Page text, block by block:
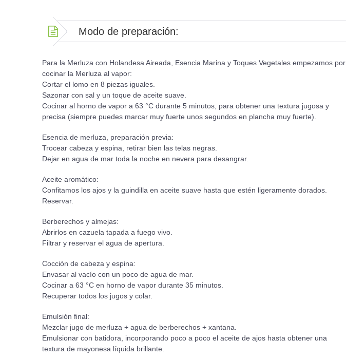
Modo de preparación:
Para la Merluza con Holandesa Aireada, Esencia Marina y Toques Vegetales empezamos por
cocinar la Merluza al vapor:
Cortar el lomo en 8 piezas iguales.
Sazonar con sal y un toque de aceite suave.
Cocinar al horno de vapor a 63 °C durante 5 minutos, para obtener una textura jugosa y
precisa (siempre puedes marcar muy fuerte unos segundos en plancha muy fuerte).
Esencia de merluza, preparación previa:
Trocear cabeza y espina, retirar bien las telas negras.
Dejar en agua de mar toda la noche en nevera para desangrar.
Aceite aromático:
Confitamos los ajos y la guindilla en aceite suave hasta que estén ligeramente dorados.
Reservar.
Berberechos y almejas:
Abrirlos en cazuela tapada a fuego vivo.
Filtrar y reservar el agua de apertura.
Cocción de cabeza y espina:
Envasar al vacío con un poco de agua de mar.
Cocinar a 63 °C en horno de vapor durante 35 minutos.
Recuperar todos los jugos y colar.
Emulsión final:
Mezclar jugo de merluza + agua de berberechos + xantana.
Emulsionar con batidora, incorporando poco a poco el aceite de ajos hasta obtener una
textura de mayonesa líquida brillante.